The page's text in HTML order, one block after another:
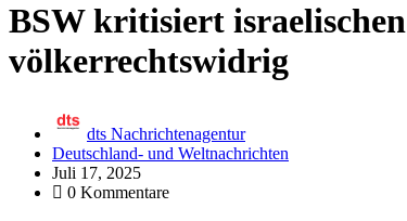
BSW kritisiert
völkerrechtswidrig
dts Nachrichtenagentur
Deutschland- und Weltnachrichten
Juli 17, 2025
0 Kommentare